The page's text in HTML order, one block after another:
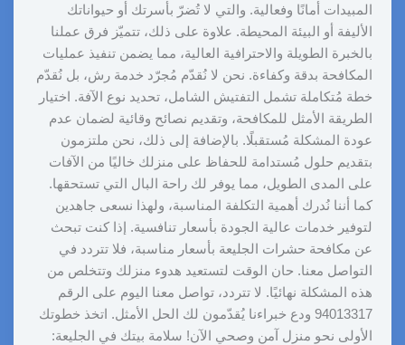
المبيدات أمانًا وفعالية. والتي لا تُضرّ بأسرتك أو حيواناتك
الأليفة أو البيئة المحيطة. علاوة على ذلك، تتميّز فرق عملنا
بالخبرة الطويلة والاحترافية العالية، مما يضمن تنفيذ عمليات
المكافحة بدقة وكفاءة. نحن لا نُقدّم مُجرّد خدمة رش، بل نُقدّم
خطة مُتكاملة تشمل التفتيش الشامل، تحديد نوع الآفة. اختيار
الطريقة الأمثل للمكافحة، وتقديم نصائح وقائية لضمان عدم
عودة المشكلة مُستقبلًا. بالإضافة إلى ذلك، نحن ملتزمون
بتقديم حلول مُستدامة للحفاظ على منزلك خاليًا من الآفات
على المدى الطويل، مما يوفر لك راحة البال التي تستحقها.
كما أننا نُدرك أهمية التكلفة المناسبة، ولهذا نسعى جاهدين
لتوفير خدمات عالية الجودة بأسعار تنافسية. إذا كنت تبحث
عن مكافحة حشرات الجليعة بأسعار مناسبة، فلا تتردد في
التواصل معنا. حان الوقت لتستعيد هدوء منزلك وتتخلص من
هذه المشكلة نهائيًا. لا تتردد، تواصل معنا اليوم على الرقم
94013317 ودع خبراءنا يُقدّمون لك الحل الأمثل. اتخذ خطوتك
الأولى نحو منزل آمن وصحي الآن! سلامة بيتك في الجليعة: